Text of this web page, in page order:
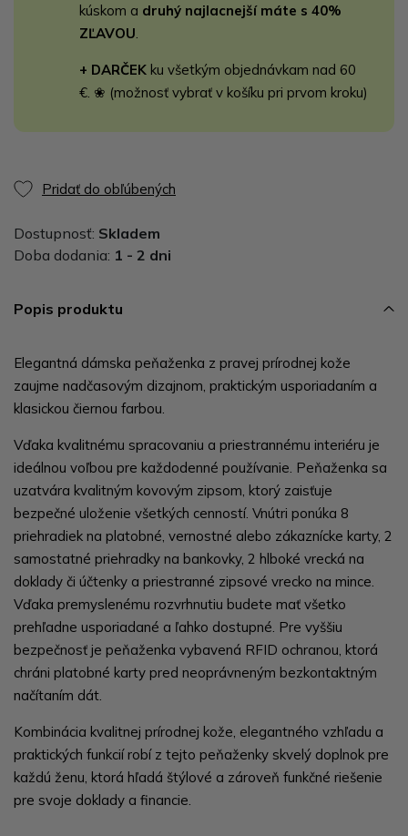
kúskom a druhý najlacnejší máte s 40%
ZĽAVOU
+ DARČEK ku všetkým objednávkam nad 60
€. ❀ (možnosť vybrať v košíku pri prvom kroku)
Pridať do obľúbených
Dostupnosť: Skladem
Doba dodania: 1 - 2 dni
Popis produktu
Elegantná dámska peňaženka z pravej prírodnej kože
zaujme nadčasovým dizajnom, praktickým usporiadaním a
klasickou čiernou farbou.
Vďaka kvalitnému spracovaniu a priestrannému interiéru je
ideálnou voľbou pre každodenné používanie. Peňaženka sa
uzatvára kvalitným kovovým zipsom, ktorý zaisťuje
bezpečné uloženie všetkých cenností. Vnútri ponúka 8
priehradiek na platobné, vernostné alebo zákaznícke karty, 2
samostatné priehradky na bankovky, 2 hlboké vrecká na
doklady či účtenky a priestranné zipsové vrecko na mince.
Vďaka premyslenému rozvrhnutiu budete mať všetko
prehľadne usporiadané a ľahko dostupné. Pre vyššiu
bezpečnosť je peňaženka vybavená RFID ochranou, ktorá
chráni platobné karty pred neoprávneným bezkontaktným
načítaním dát.
Kombinácia kvalitnej prírodnej kože, elegantného vzhľadu a
praktických funkcií robí z tejto peňaženky skvelý doplnok pre
každú ženu, ktorá hľadá štýlové a zároveň funkčné riešenie
pre svoje doklady a financie.